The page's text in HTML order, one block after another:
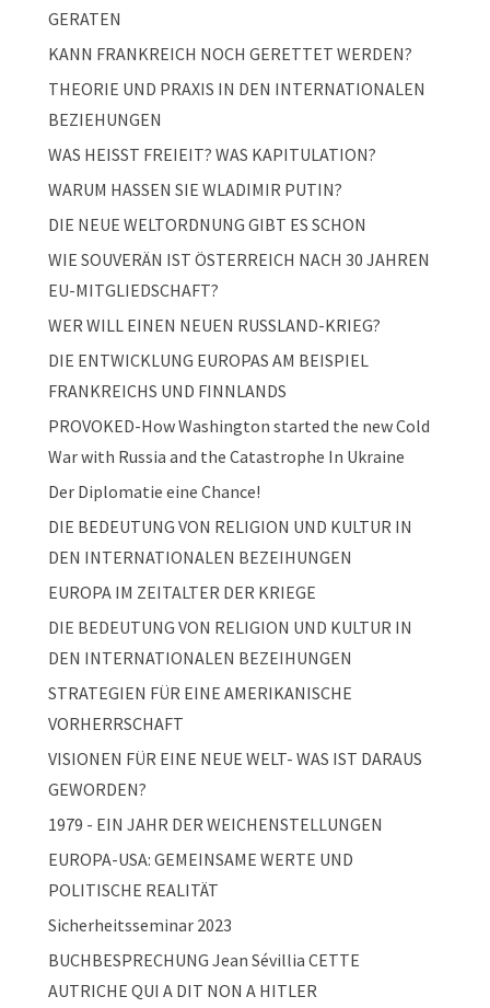
GERATEN
KANN FRANKREICH NOCH GERETTET WERDEN?
THEORIE UND PRAXIS IN DEN INTERNATIONALEN
BEZIEHUNGEN
WAS HEISST FREIEIT? WAS KAPITULATION?
WARUM HASSEN SIE WLADIMIR PUTIN?
DIE NEUE WELTORDNUNG GIBT ES SCHON
WIE SOUVERÄN IST ÖSTERREICH NACH 30 JAHREN
EU-MITGLIEDSCHAFT?
WER WILL EINEN NEUEN RUSSLAND-KRIEG?
DIE ENTWICKLUNG EUROPAS AM BEISPIEL
FRANKREICHS UND FINNLANDS
PROVOKED-How Washington started the new Cold
War with Russia and the Catastrophe In Ukraine
Der Diplomatie eine Chance!
DIE BEDEUTUNG VON RELIGION UND KULTUR IN
DEN INTERNATIONALEN BEZEIHUNGEN
EUROPA IM ZEITALTER DER KRIEGE
DIE BEDEUTUNG VON RELIGION UND KULTUR IN
DEN INTERNATIONALEN BEZEIHUNGEN
STRATEGIEN FÜR EINE AMERIKANISCHE
VORHERRSCHAFT
VISIONEN FÜR EINE NEUE WELT- WAS IST DARAUS
GEWORDEN?
1979 - EIN JAHR DER WEICHENSTELLUNGEN
EUROPA-USA: GEMEINSAME WERTE UND
POLITISCHE REALITÄT
Sicherheitsseminar 2023
BUCHBESPRECHUNG Jean Sévillia CETTE
AUTRICHE QUI A DIT NON A HITLER